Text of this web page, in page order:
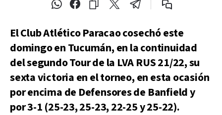
El Club Atlético Paracao cosechó este
domingo en Tucumán, en la continuidad
del segundo Tour de la LVA RUS 21/22, su
sexta victoria en el torneo, en esta ocasión
por encima de Defensores de Banfield y
por 3-1 (25-23, 25-23, 22-25 y 25-22).